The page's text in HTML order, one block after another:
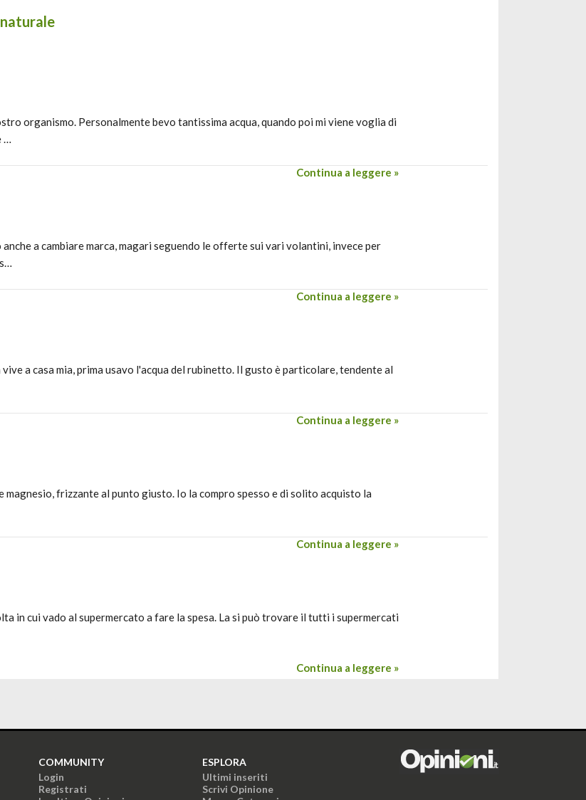
organismo. Personalmente bevo tantissima acqua, quando poi mi viene voglia di
…
Continua a leggere »
a cambiare marca, magari seguendo le offerte sui vari volantini, invece per
Continua a leggere »
a casa mia, prima usavo l'acqua del rubinetto. Il gusto è particolare, tendente al
Continua a leggere »
magnesio, frizzante al punto giusto. Io la compro spesso e di solito acquisto la
Continua a leggere »
in cui vado al supermercato a fare la spesa. La si può trovare il tutti i supermercati
Continua a leggere »
COMMUNITY
Login
Registrati
ESPLORA
Ultimi inseriti
Scrivi Opinione